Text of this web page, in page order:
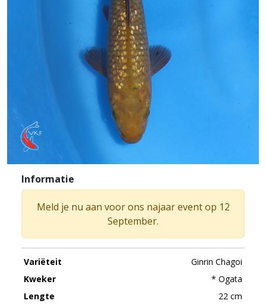
Informatie
Meld je nu aan voor ons najaar event op 12
September.
Variëteit
Ginrin Chagoi
Kweker
* Ogata
Lengte
22 cm